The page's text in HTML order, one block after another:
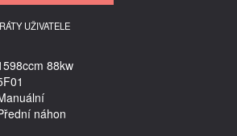
UŽIVATELE
88kw
náhon